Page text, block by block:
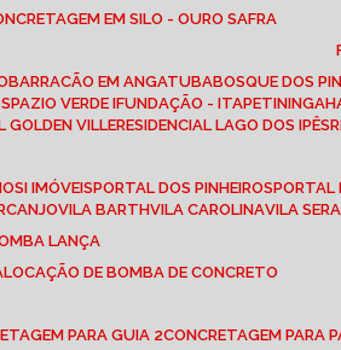
EM SILO - OURO SAFRA
BARRACÃO EM ANGATUBA BOSQUE DOS
SPAZIO VERDE I FUNDAÇÃO - ITAPETININGA
GOLDEN VILLE RESIDENCIAL LAGO DOS IPÊS
IMÓVEIS PORTAL DOS PINHEIROS
VILA BARTH VILA CAROLINA VILA
LANÇA
LOCAÇÃO DE BOMBA DE CONCRETO
PARA GUIA 2 CONCRETAGEM PARA